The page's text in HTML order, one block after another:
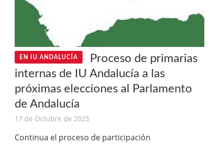
EN IU ANDALUCÍA
Proceso de primarias
internas de IU Andalucía a las
próximas elecciones al Parlamento
de Andalucía
17 de Octubre de 2025
Continua el proceso de participación